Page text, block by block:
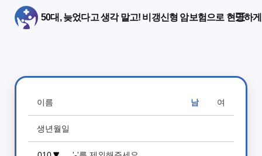
50대, 늦었다고 생각 말고! 비갱신형 암보험으로 현명하
남 여